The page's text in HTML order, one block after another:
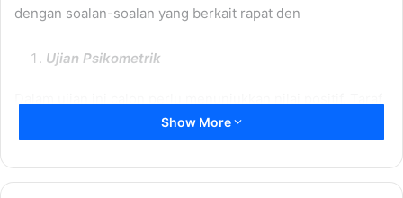
dengan soalan-soalan yang berkait rapat den
Ujian Psikometrik
penilaian adalah adalah SKEMA “nilaian positif” yang telah
ditetapkan. Setiap jawapan ada “SKOR” tersendiri dan pada
akhirnya calon ditapis daripada mereka yang mempunyai
“SKOR” tinggi. Itu ja. Jadi tips penting untuk sukses dalam
Show More